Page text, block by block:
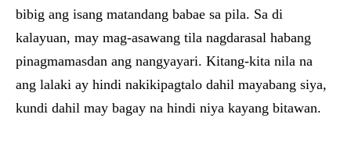
bibig ang isang matandang babae sa pila. Sa di
kalayuan, may mag-asawang tila nagdarasal habang
pinagmamasdan ang nangyayari. Kitang-kita nila na
ang lalaki ay hindi nakikipagtalo dahil mayabang siya,
kundi dahil may bagay na hindi niya kayang bitawan.